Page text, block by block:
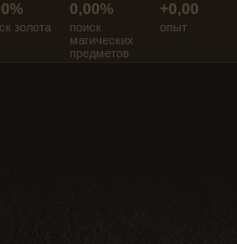
золота
0,00%
поиск
магических
предметов
+0,00
опыт